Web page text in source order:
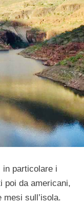
in particolare i
poi da americani,
sull’isola.